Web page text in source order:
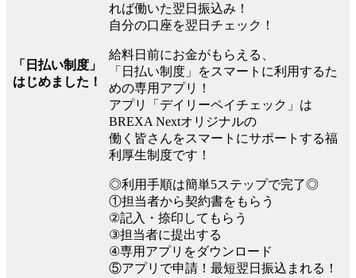
「日払い制度」
はじめました！
れば働いた翌日振込み！
自分の口座を翌日チェック！
給料日前にお金がもらえる、
「日払い制度」をスマートに利用するた
めの専用アプリ！
アプリ「デイリーペイチェック」は
BREXA Nextオリジナルの
働く皆さんをスマートにサポートする福
利厚生制度です！
◎利用手順は簡単5ステップで完了◎
①担当者から契約書をもらう
②記入・捺印してもらう
③担当者に提出する
④専用アプリをダウンロード
⑤アプリで申請！最短翌日振込まれる！